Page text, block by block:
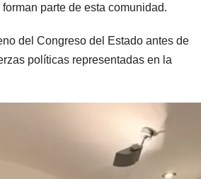
parte de esta comunidad.
del Congreso del Estado antes de
políticas representadas en la